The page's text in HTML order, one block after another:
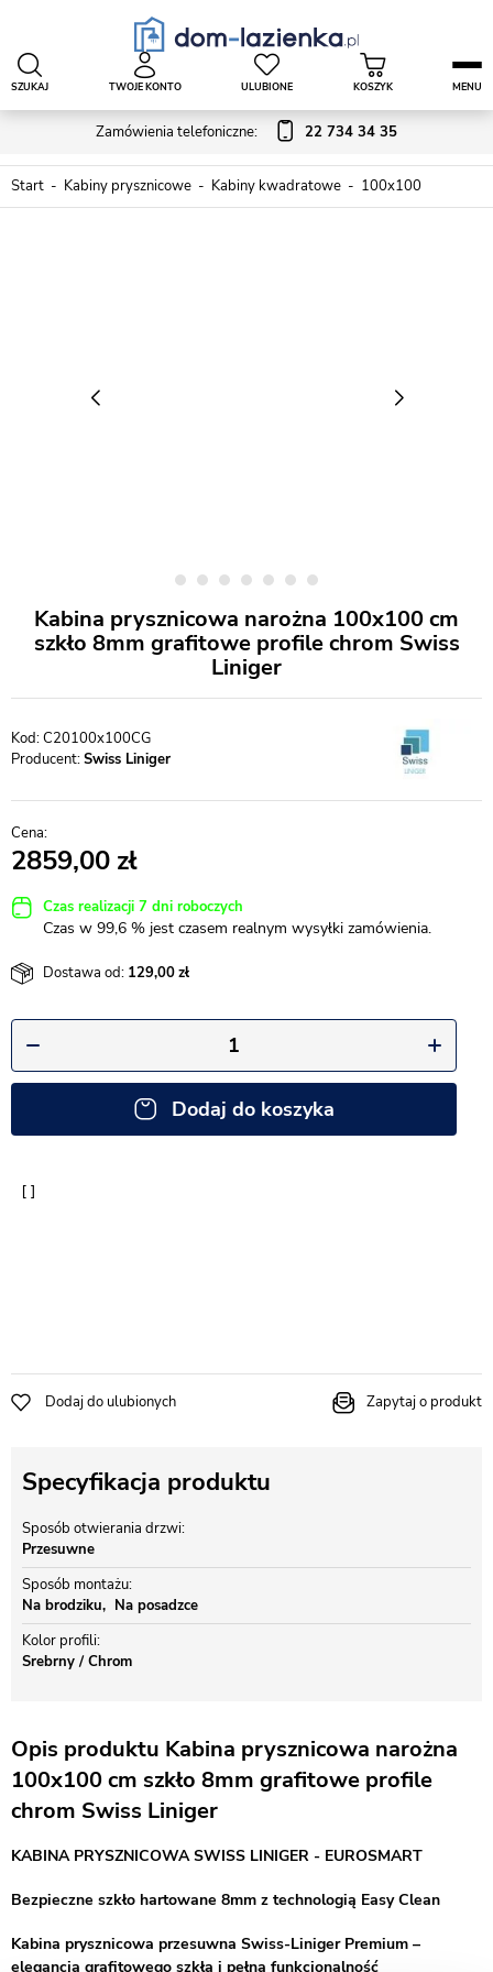
Zamówienia telefoniczne: 22 734 34 35
SZUKAJ TWOJE KONTO ULUBIONE KOSZYK MENU
Start Kabiny prysznicowe Kabiny kwadratowe 100x100
Kabina prysznicowa narożna 100x100 cm
szkło 8mm grafitowe profile chrom Swiss
Liniger
C20100x100CG
Producent:Swiss Liniger
2859,00
Czas realizacji 7 dni roboczych
Czas w 99,6 % jest czasem realnym wysyłki zamówienia.
Dostawa od: 129,00
Dodaj do koszyka
Dodaj do ulubionych Zapytaj o produkt
Specyfikacja produktu
Sposób otwierania drzwi
Przesuwne
Sposób montażu
Na brodziku
Na posadzce
Kolor profili
Srebrny / Chrom
Opis produktu Kabina prysznicowa narożna
100x100 cm szkło 8mm grafitowe profile
chrom Swiss Liniger
KABINA PRYSZNICOWA SWISS LINIGER - EUROSMART
Bezpieczne szkło hartowane 8mm z technologią Easy Clean
Kabina prysznicowa przesuwna Swiss-Liniger Premium –
elegancja grafitowego szkła i pełna funkcjonalność